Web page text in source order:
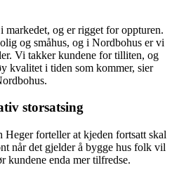
og er rigget for oppturen.
og småhus, og i Nordbohus er vi
Vi takker kundene for tilliten, og
kvalitet i tiden som kommer, sier
storsatsing
Heger forteller at kjeden fortsatt skal
når det gjelder å bygge hus folk vil
kundene enda mer tilfredse.